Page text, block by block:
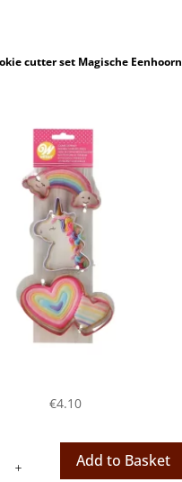
cutter set Magische Eenhoorn
€4.10
Add to Basket